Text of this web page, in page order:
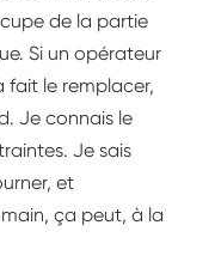
de la partie
Si un opérateur
fait le remplacer,
Je connais le
Je sais
et
ça peut, à la